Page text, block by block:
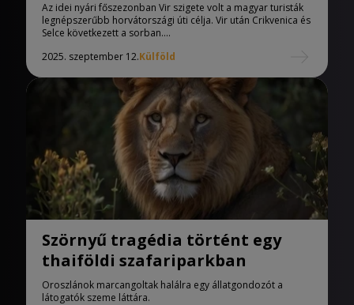
Az idei nyári főszezonban Vir szigete volt a magyar turisták
legnépszerűbb horvátországi úti célja. Vir után Crikvenica és
Selce következett a sorban....
2025. szeptember 12.Külföld
Szörnyű tragédia történt egy
thaiföldi szafariparkban
Oroszlánok marcangoltak halálra egy állatgondozót a
látogatók szeme láttára.